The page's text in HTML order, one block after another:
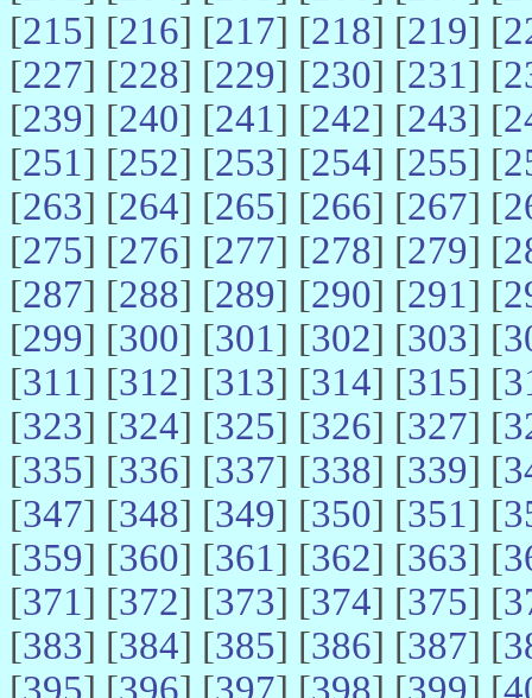
[215] [216] [217] [218] [219] [
[227] [228] [229] [230] [231] [
[239] [240] [241] [242] [243] [
[251] [252] [253] [254] [255] [
[263] [264] [265] [266] [267] [
[275] [276] [277] [278] [279] [
[287] [288] [289] [290] [291] [
[299] [300] [301] [302] [303] [
[311] [312] [313] [314] [315] [
[323] [324] [325] [326] [327] [
[335] [336] [337] [338] [339] [
[347] [348] [349] [350] [351] [
[359] [360] [361] [362] [363] [
[371] [372] [373] [374] [375] [
[383] [384] [385] [386] [387] [
[395] [396] [397] [398] [399] [